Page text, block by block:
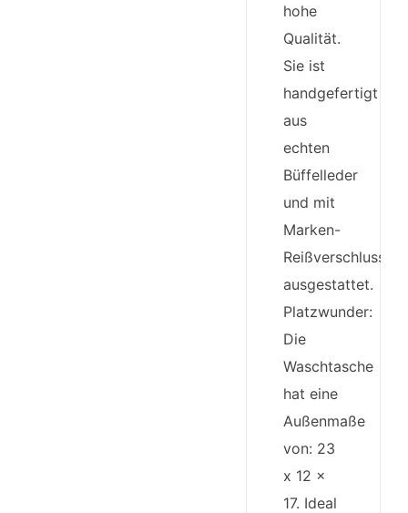
hohe
Qualität.
Sie ist
handgefertigt
aus
echten
Büffelleder
und mit
Marken-
Reißverschluss
ausgestattet.
Platzwunder:
Die
Waschtasche
hat eine
Außenmaße
von: 23
x 12 x
17. Ideal